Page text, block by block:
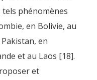
phénomènes
en Bolivie, au
en
et au Laos [18].
et